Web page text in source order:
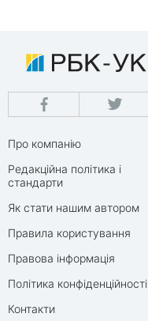
Про компанію
Редакційна політика і
стандарти
Як стати нашим автором
Правила користування
Правова інформація
Політика конфіденційності
Контакти